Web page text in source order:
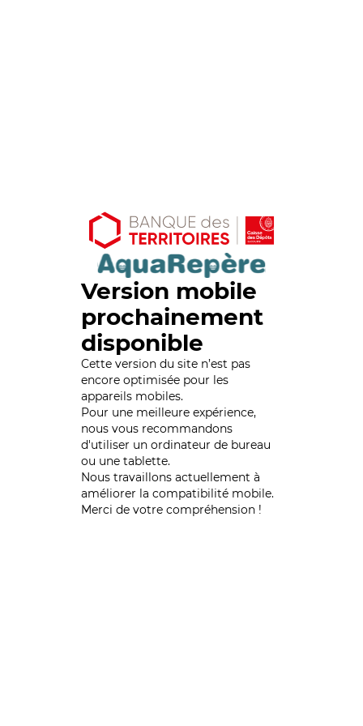
Version mobile
prochainement
disponible
Cette version du site n’est pas
encore optimisée pour les
appareils mobiles.
Pour une meilleure expérience,
nous vous recommandons
d'utiliser un ordinateur de bureau
ou une tablette.
Nous travaillons actuellement à
améliorer la compatibilité mobile.
Merci de votre compréhension !